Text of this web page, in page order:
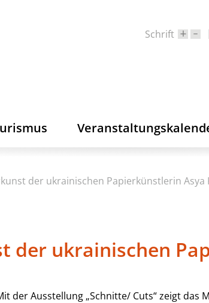
Schrift
der ukrainischen Papierkünstlerin Asya
der ukrainischen
der Ausstellung „Schnitte/ Cuts“ zeigt das